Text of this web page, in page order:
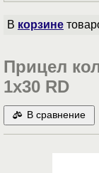
В корзине
Прицел
1х30 RD
В сравнение